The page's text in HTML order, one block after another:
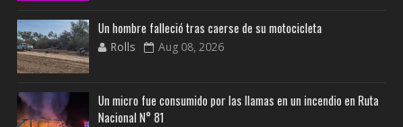
Un hombre falleció tras caerse de su motocicleta
Rolls Aug 08, 2026
Un micro fue consumido por las llamas en un incendio en Ruta
Nacional N° 81